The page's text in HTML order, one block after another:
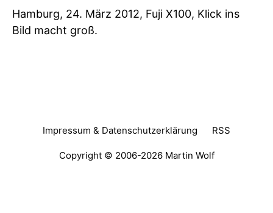
Hamburg, 24. März 2012, Fuji X100, Klick ins
Bild macht groß.
Impressum & Datenschutzerklärung RSS
Copyright © 2006-2026 Martin Wolf